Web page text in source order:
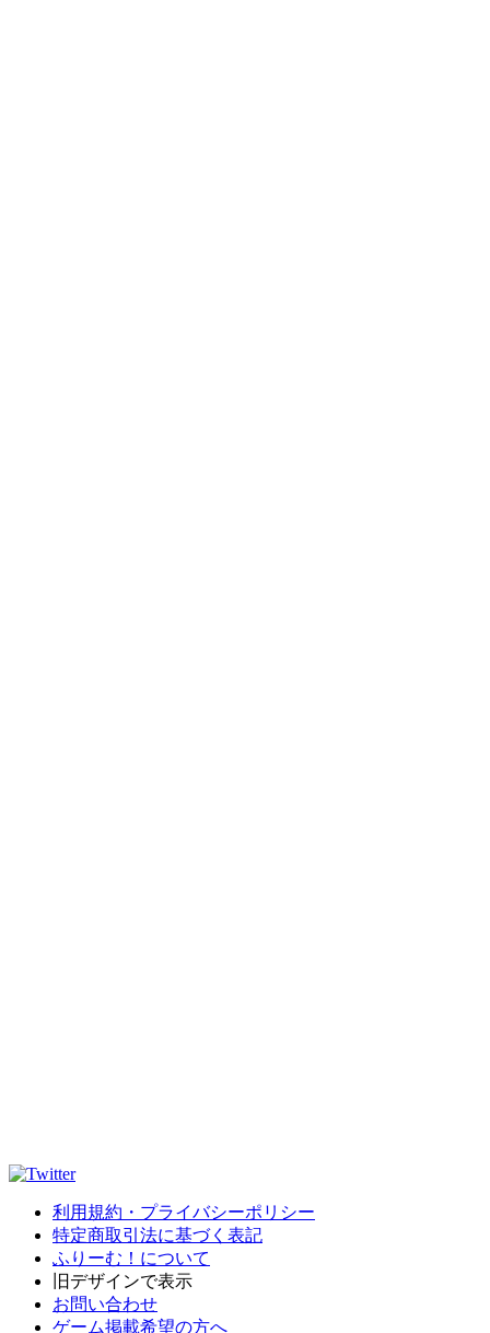
利用規約・プライバシーポリシー
特定商取引法に基づく表記
ふりーむ！について
旧デザインで表示
お問い合わせ
ゲーム掲載希望の方へ